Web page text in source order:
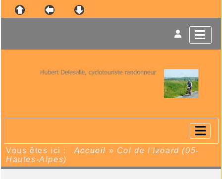
Vous êtes ici : Accueil » Col de l'Izoard (05-
Hautes-Alpes)